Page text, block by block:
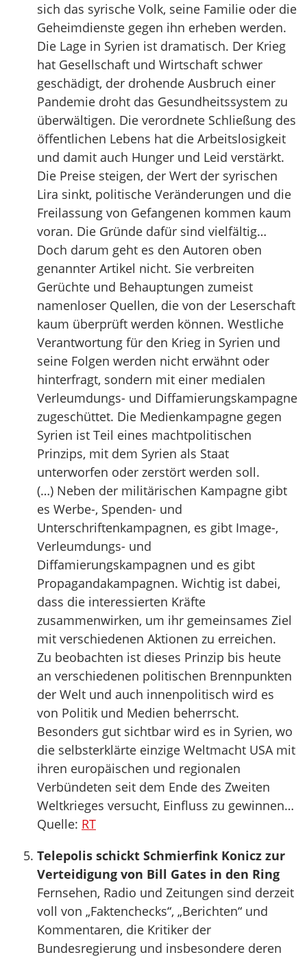
sich das syrische Volk, seine Familie oder die
Geheimdienste gegen ihn erheben werden.
Die Lage in Syrien ist dramatisch. Der Krieg
hat Gesellschaft und Wirtschaft schwer
geschädigt, der drohende Ausbruch einer
Pandemie droht das Gesundheitssystem zu
überwältigen. Die verordnete Schließung des
öffentlichen Lebens hat die Arbeitslosigkeit
und damit auch Hunger und Leid verstärkt.
Die Preise steigen, der Wert der syrischen
Lira sinkt, politische Veränderungen und die
Freilassung von Gefangenen kommen kaum
voran. Die Gründe dafür sind vielfältig…
Doch darum geht es den Autoren oben
genannter Artikel nicht. Sie verbreiten
Gerüchte und Behauptungen zumeist
namenloser Quellen, die von der Leserschaft
kaum überprüft werden können. Westliche
Verantwortung für den Krieg in Syrien und
seine Folgen werden nicht erwähnt oder
hinterfragt, sondern mit einer medialen
Verleumdungs- und Diffamierungskampagne
zugeschüttet. Die Medienkampagne gegen
Syrien ist Teil eines machtpolitischen
Prinzips, mit dem Syrien als Staat
unterworfen oder zerstört werden soll.
(…) Neben der militärischen Kampagne gibt
es Werbe-, Spenden- und
Unterschriftenkampagnen, es gibt Image-,
Verleumdungs- und
Diffamierungskampagnen und es gibt
Propagandakampagnen. Wichtig ist dabei,
dass die interessierten Kräfte
zusammenwirken, um ihr gemeinsames Ziel
mit verschiedenen Aktionen zu erreichen.
Zu beobachten ist dieses Prinzip bis heute
an verschiedenen politischen Brennpunkten
der Welt und auch innenpolitisch wird es
von Politik und Medien beherrscht.
Besonders gut sichtbar wird es in Syrien, wo
die selbsterklärte einzige Weltmacht USA mit
ihren europäischen und regionalen
Verbündeten seit dem Ende des Zweiten
Weltkrieges versucht, Einfluss zu gewinnen…
Quelle: RT
Telepolis schickt Schmierfink Konicz zur
Verteidigung von Bill Gates in den Ring
Fernsehen, Radio und Zeitungen sind derzeit
voll von „Faktenchecks“, „Berichten“ und
Kommentaren, die Kritiker der
Bundesregierung und insbesondere deren